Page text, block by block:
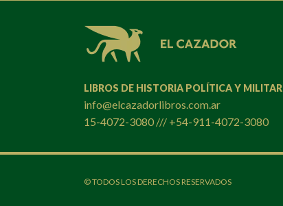
LIBROS DE HISTORIA POLÍTICA Y MILITAR
info@elcazadorlibros.com.ar
15-4072-3080 /// +54-911-4072-3080
© TODOS LOS DERECHOS RESERVADOS